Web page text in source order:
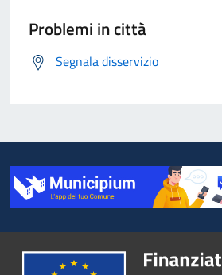
Problemi in città
Segnala disservizio